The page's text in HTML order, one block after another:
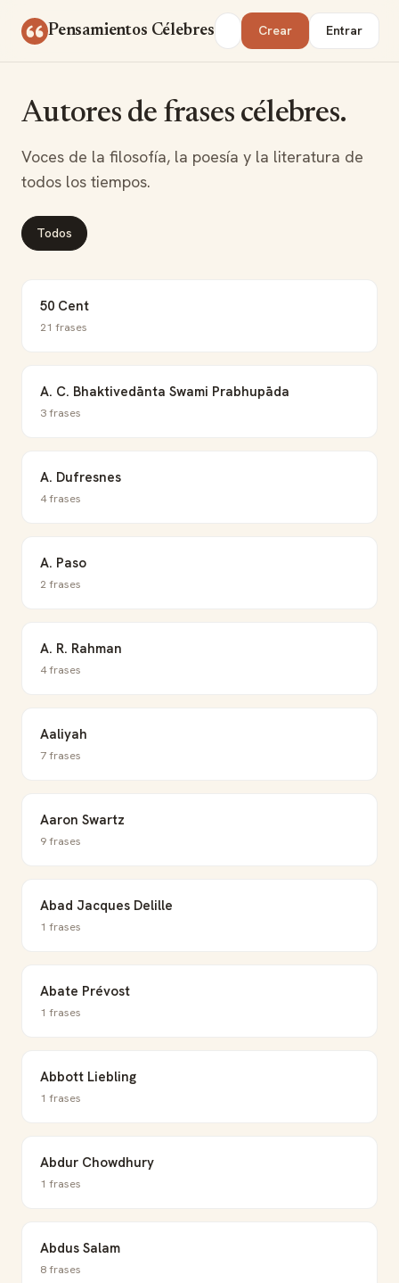
Pensamientos Célebres Buscar Crear Entrar
Autores de frases célebres.
Voces de la filosofía, la poesía y la literatura de
todos los tiempos.
Todos
50 Cent
21 frases
A. C. Bhaktivedānta Swami Prabhupāda
3 frases
A. Dufresnes
4 frases
A. Paso
2 frases
A. R. Rahman
4 frases
Aaliyah
7 frases
Aaron Swartz
9 frases
Abad Jacques Delille
1 frases
Abate Prévost
1 frases
Abbott Liebling
1 frases
Abdur Chowdhury
1 frases
Abdus Salam
8 frases